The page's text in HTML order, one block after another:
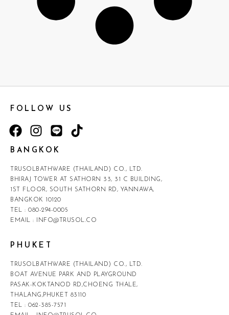
FOLLOW US
BANGKOK
TRUSOLBATHWARE (THAILAND) CO., LTD.
BHIRAJ TOWER AT SATHORN 33, 31 C BUILDING,
1ST FLOOR, SOUTH SATHORN RD, YANNAWA,
BANGKOK 10120
TEL : 080-294-0005
EMAIL :
INFO@TRUSOL.CO
PHUKET
TRUSOLBATHWARE (THAILAND) CO., LTD.
BOAT AVENUE PARK AND PLAYGROUND
PASAK-KOKTANOD RD,CHOENG THALE,
THALANG,PHUKET 83110
TEL : 062-385-7571